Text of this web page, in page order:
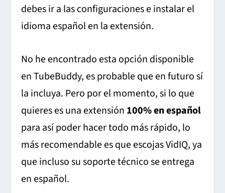
debes ir a las configuraciones e instalar el
idioma español en la extensión.
No he encontrado esta opción disponible
en TubeBuddy, es probable que en futuro sí
la incluya. Pero por el momento, si lo que
quieres es una extensión 100% en español
para así poder hacer todo más rápido, lo
más recomendable es que escojas VidIQ, ya
que incluso su soporte técnico se entrega
en español.